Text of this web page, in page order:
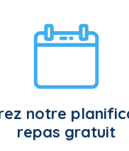
noix au choix- 125 ml
cacao- 30 ml (2 c. à
NUTRITIVE
notre
repas gratuit